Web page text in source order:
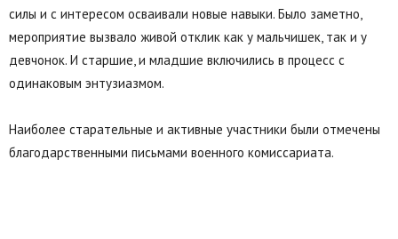
силы и с интересом осваивали новые навыки. Было заметно,
мероприятие вызвало живой отклик как у мальчишек, так и у
девчонок. И старшие, и младшие включились в процесс с
одинаковым энтузиазмом.
Наиболее старательные и активные участники были отмечены
благодарственными письмами военного комиссариата.